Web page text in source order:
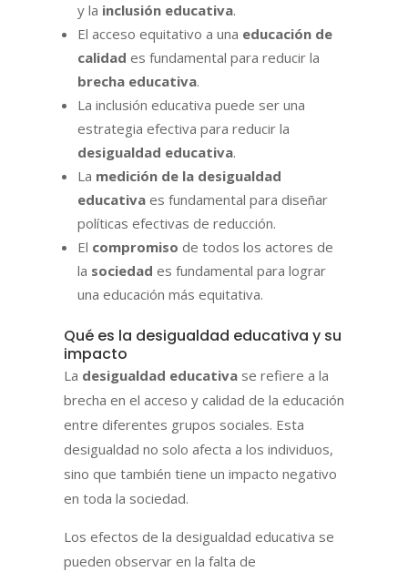
y la inclusión educativa.
El acceso equitativo a una educación de
calidad es fundamental para reducir la
brecha educativa.
La inclusión educativa puede ser una
estrategia efectiva para reducir la
desigualdad educativa.
La medición de la desigualdad
educativaes fundamental para diseñar
políticas efectivas de reducción.
El compromiso de todos los actores de
la sociedad es fundamental para lograr
una educación más equitativa.
Qué es la desigualdad educativa y su
impacto
La desigualdad educativase refiere a la
brecha en el acceso y calidad de la educación
entre diferentes grupos sociales. Esta
desigualdad no solo afecta a los individuos,
sino que también tiene un impacto negativo
en toda la sociedad.
Los efectos de la desigualdad educativa se
pueden observar en la falta de